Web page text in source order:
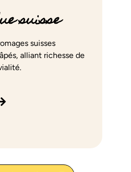
suisse
suisses
alliant richesse de